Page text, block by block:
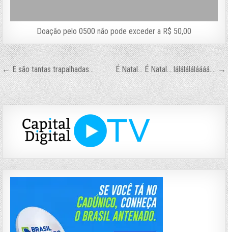
Doação pelo 0500 não pode exceder a R$ 50,00
Navegação
de
Post
← E são tantas trapalhadas… É Natal… É Natal… láláláláláááá…. →